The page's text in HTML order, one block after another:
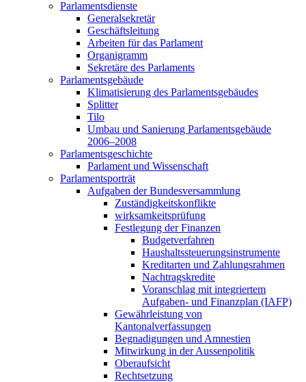
Parlamentsdienste
Generalsekretär
Geschäftsleitung
Arbeiten für das Parlament
Organigramm
Sekretäre des Parlaments
Parlamentsgebäude
Klimatisierung des Parlamentsgebäudes
Splitter
Tilo
Umbau und Sanierung Parlamentsgebäude
2006–2008
Parlamentsgeschichte
Parlament und Wissenschaft
Parlamentsporträt
Aufgaben der Bundesversammlung
Zuständigkeitskonflikte
wirksamkeitsprüfung
Festlegung der Finanzen
Budgetverfahren
Haushaltssteuerungsinstrumente
Kreditarten und Zahlungsrahmen
Nachtragskredite
Voranschlag mit integriertem
Aufgaben- und Finanzplan (IAFP)
Gewährleistung von
Kantonalverfassungen
Begnadigungen und Amnestien
Mitwirkung in der Aussenpolitik
Oberaufsicht
Rechtsetzung